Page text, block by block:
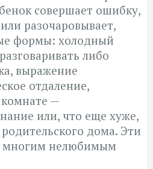
совершает ошибку,
разочаровывает,
формы: холодный
либо
выражение
отдаление,
—
или, что еще хуже,
родительского дома. Эти
многим нелюбимым